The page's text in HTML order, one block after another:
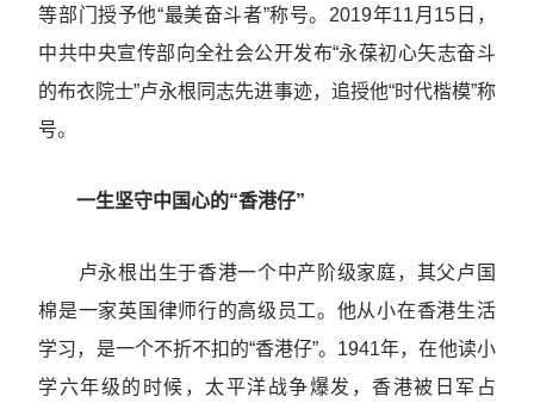
等部门授予他“最美奋斗者”称号。2019年11月15日，
中共中央宣传部向全社会公开发布“永葆初心矢志奋斗
的布衣院士”卢永根同志先进事迹，追授他“时代楷模”称
号。
一生坚守中国心的“香港仔”
卢永根出生于香港一个中产阶级家庭，其父卢国
棉是一家英国律师行的高级员工。他从小在香港生活
学习，是一个不折不扣的“香港仔”。1941年，在他读小
学六年级的时候，太平洋战争爆发，香港被日军占